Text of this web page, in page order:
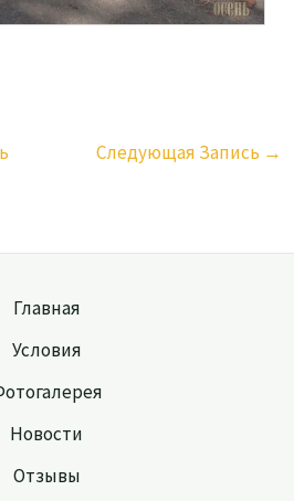
Следующая Запись →
Главная
Условия
Новости
Отзывы